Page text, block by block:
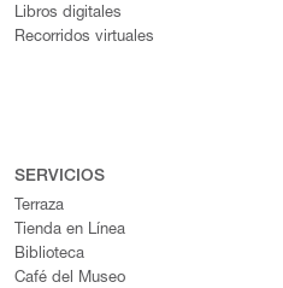
Libros digitales
Recorridos virtuales
SERVICIOS
Terraza
Tienda en Línea
Biblioteca
Café del Museo